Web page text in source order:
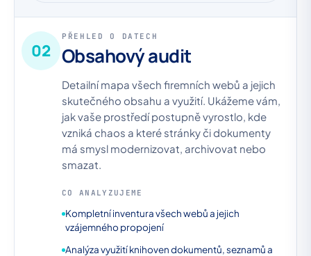
02
PŘEHLED O DATECH
Obsahový audit
Detailní mapa všech firemních webů a jejich
skutečného obsahu a využití. Ukážeme vám,
jak vaše prostředí postupně vyrostlo, kde
vzniká chaos a které stránky či dokumenty
má smysl modernizovat, archivovat nebo
smazat.
CO ANALYZUJEME
Kompletní inventura všech webů a jejich
vzájemného propojení
Analýza využití knihoven dokumentů, seznamů a